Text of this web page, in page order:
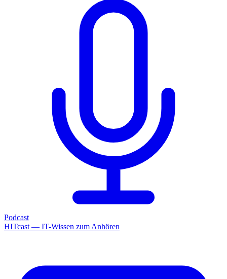
Podcast
HITcast — IT-Wissen zum Anhören